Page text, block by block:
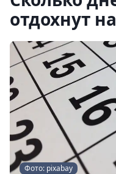
отдохнут
Фото: pixabay